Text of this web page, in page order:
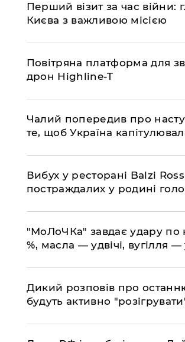
​Перший візит за час
Києва з важливою місією
​Повітряна платформа для
дрон Highline-T
​Чалий попередив про
те, щоб Україна
​Вибух у ресторані Balzi
постраждалих у родині
​"МоЛоЧКа" завдає удару по
%, масла — удвічі, вугілля —
​Дикий розповів про
будуть активно